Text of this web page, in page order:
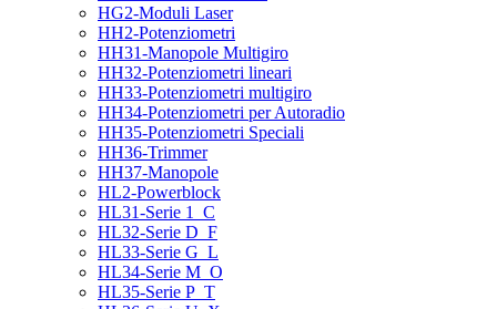
HG2-Moduli Laser
HH2-Potenziometri
HH31-Manopole Multigiro
HH32-Potenziometri lineari
HH33-Potenziometri multigiro
HH34-Potenziometri per Autoradio
HH35-Potenziometri Speciali
HH36-Trimmer
HH37-Manopole
HL2-Powerblock
HL31-Serie 1_C
HL32-Serie D_F
HL33-Serie G_L
HL34-Serie M_O
HL35-Serie P_T